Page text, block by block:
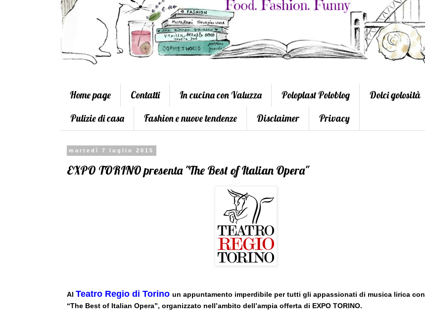
Home page Contatti In cucina con Valuzza Poloplast Poloblog Dolci golosità
Pulizie di casa
Fashion e nuove tendenze Disclaimer Privacy
martedì 7 luglio 2015
EXPO TORINO presenta "The Best of Italian Opera"
Al Teatro Regio di Torino un appuntamento imperdibile per tutti gli appassionati di musica lirica con
“The Best of Italian Opera”, organizzato nell’ambito dell’ampia offerta di EXPO TORINO.